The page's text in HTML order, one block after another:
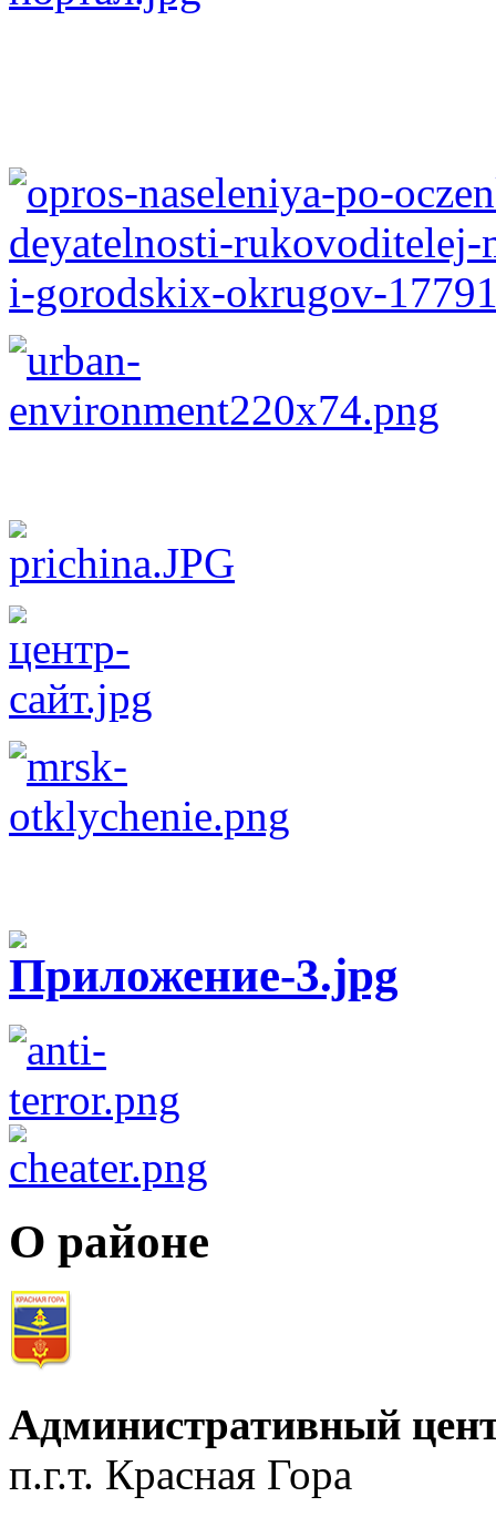
О районе
Административный
п.г.т. Красная Гора